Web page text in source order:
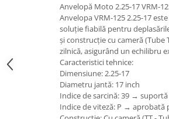
https://www.doctortrotineta.ro/
cauciucuri-bicicleta
Camere bicicleta
Cauciuc tubeless cu GEL antipană
Trotinete electrice
Anvelopă Moto 2.25-17 VRM-
Anvelopa VRM-125 2.25-17
soluție fiabilă pentru
și construcție cu cameră (Tube
zilnică, asigurând un echilibru
Caracteristici tehnice:
Dimensiune: 2.25-17
Diametru jantă: 17 inch
Indice de sarcină: 39 →
Indice de viteză: P → aprobată